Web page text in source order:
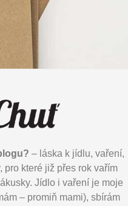
– láska k jídlu, vaření,
pro které již přes rok vařím
Jídlo i vaření je moje
– promiň mami), sbírám